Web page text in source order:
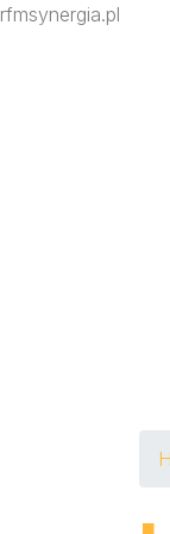
rfmsynergia.pl